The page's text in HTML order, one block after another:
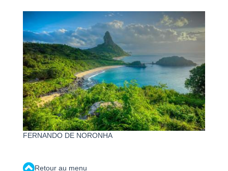
FERNANDO DE NORONHA
Retour au menu